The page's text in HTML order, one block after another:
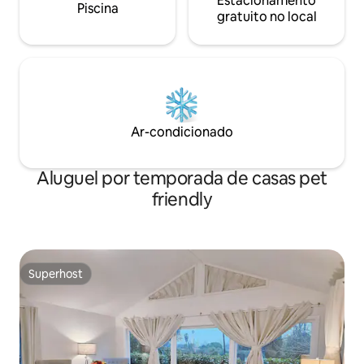
Piscina
gratuito no local
Ar-condicionado
Aluguel por temporada de casas pet
friendly
Superhost
Superhost